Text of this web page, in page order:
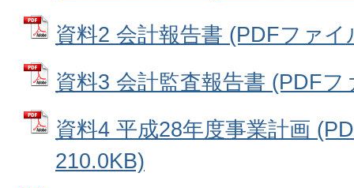
資料2 会計報告書 (PDFファイ
資料3 会計監査報告書 (PDF
資料4 平成28年度事業計画
210.0KB)